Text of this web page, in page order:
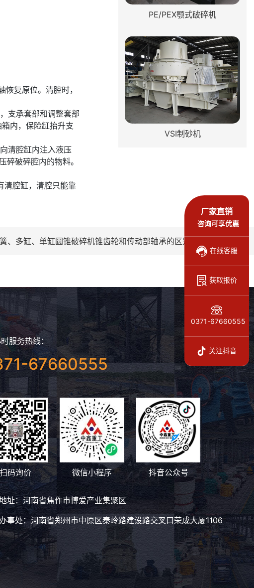
复原位。清腔时，
支承套部和调整套部
内，保险缸抬升支
清腔缸内注入液压
破碎腔内的物料。
清腔缸，清腔只能靠
PE/PEX颚式破碎机
VSI制砂机
、多缸、单缸圆锥破碎机锥齿轮和传动部轴承的区别
服务热线：
67660555
扫码询价 微信小程序 抖音公众号
址：河南省焦作市博爱产业集聚区
事处：河南省郑州市中原区秦岭路建设路交叉口荣成大厦1106
厂家直销
咨询可享优惠
在线客服
获取报价
0371-67660555
关注抖音